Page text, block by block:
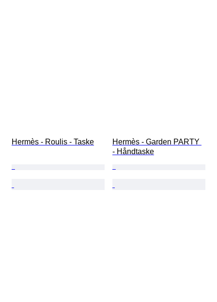
Hermès - Roulis - Taske
Hermès - Garden PARTY
- Håndtaske